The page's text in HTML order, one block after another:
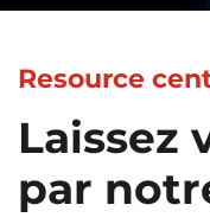
Resource
Laissez
par